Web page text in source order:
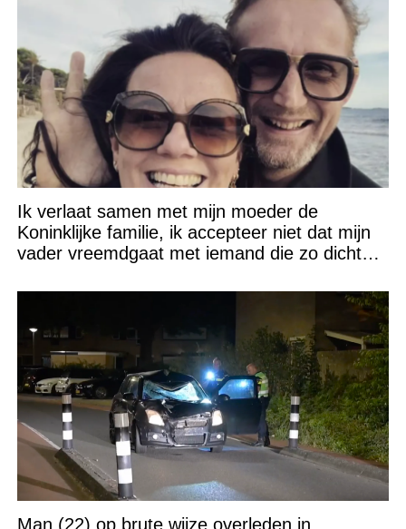
Ik verlaat samen met mijn moeder de
Koninklijke familie, ik accepteer niet dat mijn
vader vreemdgaat met iemand die zo dichtbij
Man (22) op brute wijze overleden in